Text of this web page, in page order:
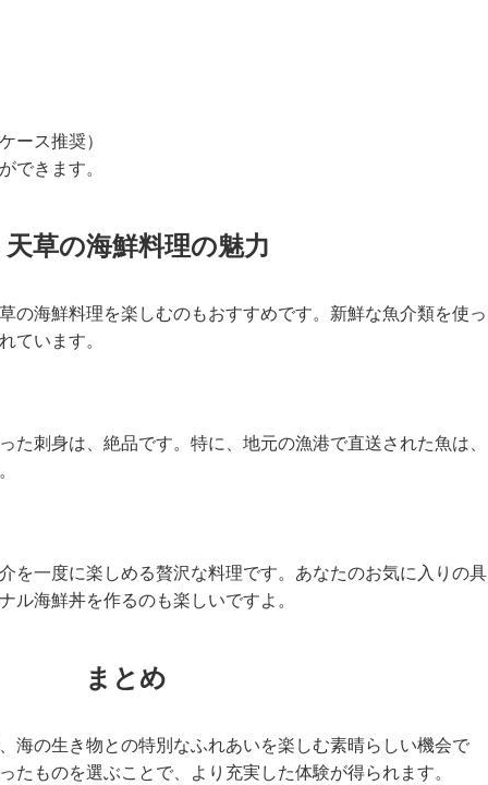
ース推奨）
できます。
天草の海鮮料理の魅力
の海鮮料理を楽しむのもおすすめです。新鮮な魚介類を使っ
ています。
た刺身は、絶品です。特に、地元の漁港で直送された魚は、
を一度に楽しめる贅沢な料理です。あなたのお気に入りの具
ル海鮮丼を作るのも楽しいですよ。
まとめ
海の生き物との特別なふれあいを楽しむ素晴らしい機会で
たものを選ぶことで、より充実した体験が得られます。